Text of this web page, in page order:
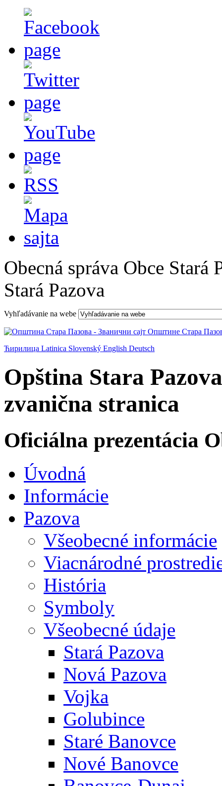
Obecná správa Obce Stará
Stará Pazova
Vyhľadávanie na webe
Ћирилица Latinica Slovenský English Deutsch
Opština Stara
zvanična stranica
Oficiálna prezentácia
Úvodná
Informácie
Pazova
Všeobecné informácie
Viacnárodné
História
Symboly
Všeobecné údaje
Stará Pazova
Nová Pazova
Vojka
Golubince
Staré Banovce
Nové Banovce